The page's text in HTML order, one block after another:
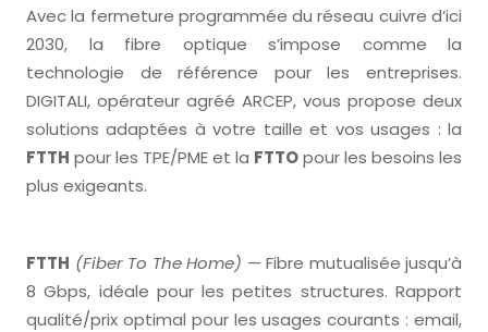
Avec la fermeture programmée du réseau cuivre d’ici
2030, la fibre optique s’impose comme la
technologie de référence pour les entreprises.
DIGITALI, opérateur agréé ARCEP, vous propose deux
solutions adaptées à votre taille et vos usages : la
FTTH pour les TPE/PME et la FTTOpour les besoins les
plus exigeants.
FTTH (Fiber To The Home) — Fibre mutualisée jusqu’à
8 Gbps, idéale pour les petites structures. Rapport
qualité/prix optimal pour les usages courants : email,